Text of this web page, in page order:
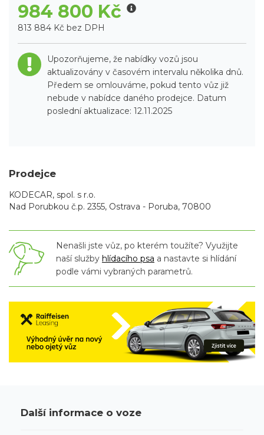
984 800 Kč
813 884 Kč bez DPH
Upozorňujeme, že nabídky vozů jsou
aktualizovány v časovém intervalu několika dnů.
Předem se omlouváme, pokud tento vůz již
nebude v nabídce daného prodejce. Datum
poslední aktualizace: 12.11.2025
Prodejce
KODECAR, spol. s r.o.
Nad Porubkou č.p. 2355, Ostrava - Poruba, 70800
Nenašli jste vůz, po kterém toužíte? Využijte
naší služby hlídacího psa a nastavte si hlídání
podle vámi vybraných parametrů.
Další informace o voze